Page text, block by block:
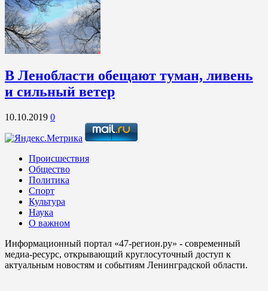
В Ленобласти обещают туман, ливень
и сильный ветер
10.10.2019 0
Происшествия
Общество
Политика
Спорт
Культура
Наука
О важном
Информационный портал «47-регион.ру» - современный
медиа-ресурс, открывающий круглосуточный доступ к
актуальным новостям и событиям Ленинградской области.